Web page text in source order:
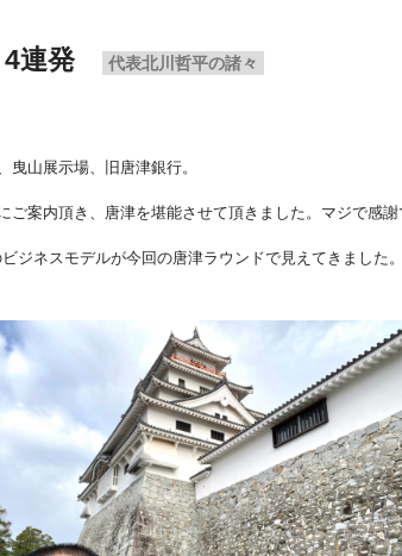
連発 代表北川哲平の諸々
曳山展示場、旧唐津銀行。
ご案内頂き、唐津を堪能させて頂きました。マジで感
ジネスモデルが今回の唐津ラウンドで見えてきました